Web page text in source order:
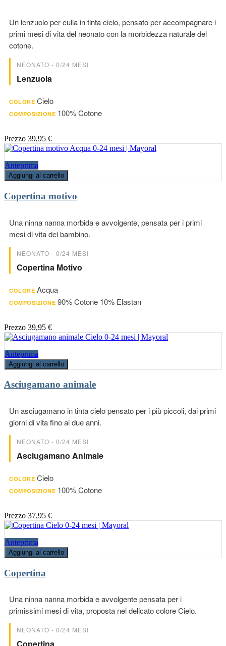
Un lenzuolo per culla in tinta cielo, pensato per accompagnare i
primi mesi di vita del neonato con la morbidezza naturale del
cotone.
NEONATO - 0/24 MESI
Lenzuola
COLORE Cielo
COMPOSIZIONE 100% Cotone
Prezzo 39,95 €
Anteprima
Aggiungi al carrello
Copertina motivo
Una ninna nanna morbida e avvolgente, pensata per i primi
mesi di vita del bambino.
NEONATO - 0/24 MESI
Copertina Motivo
COLORE Acqua
COMPOSIZIONE 90% Cotone 10% Elastan
Prezzo 39,95 €
Anteprima
Aggiungi al carrello
Asciugamano animale
Un asciugamano in tinta cielo pensato per i più piccoli, dai primi
giorni di vita fino ai due anni.
NEONATO - 0/24 MESI
Asciugamano Animale
COLORE Cielo
COMPOSIZIONE 100% Cotone
Prezzo 37,95 €
Anteprima
Aggiungi al carrello
Copertina
Una ninna nanna morbida e avvolgente pensata per i
primissimi mesi di vita, proposta nel delicato colore Cielo.
NEONATO - 0/24 MESI